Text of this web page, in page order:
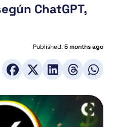
ChatGPT,
Published:5 months ago